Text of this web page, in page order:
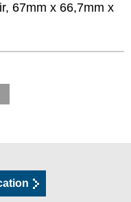
67mm x 66,7mm x